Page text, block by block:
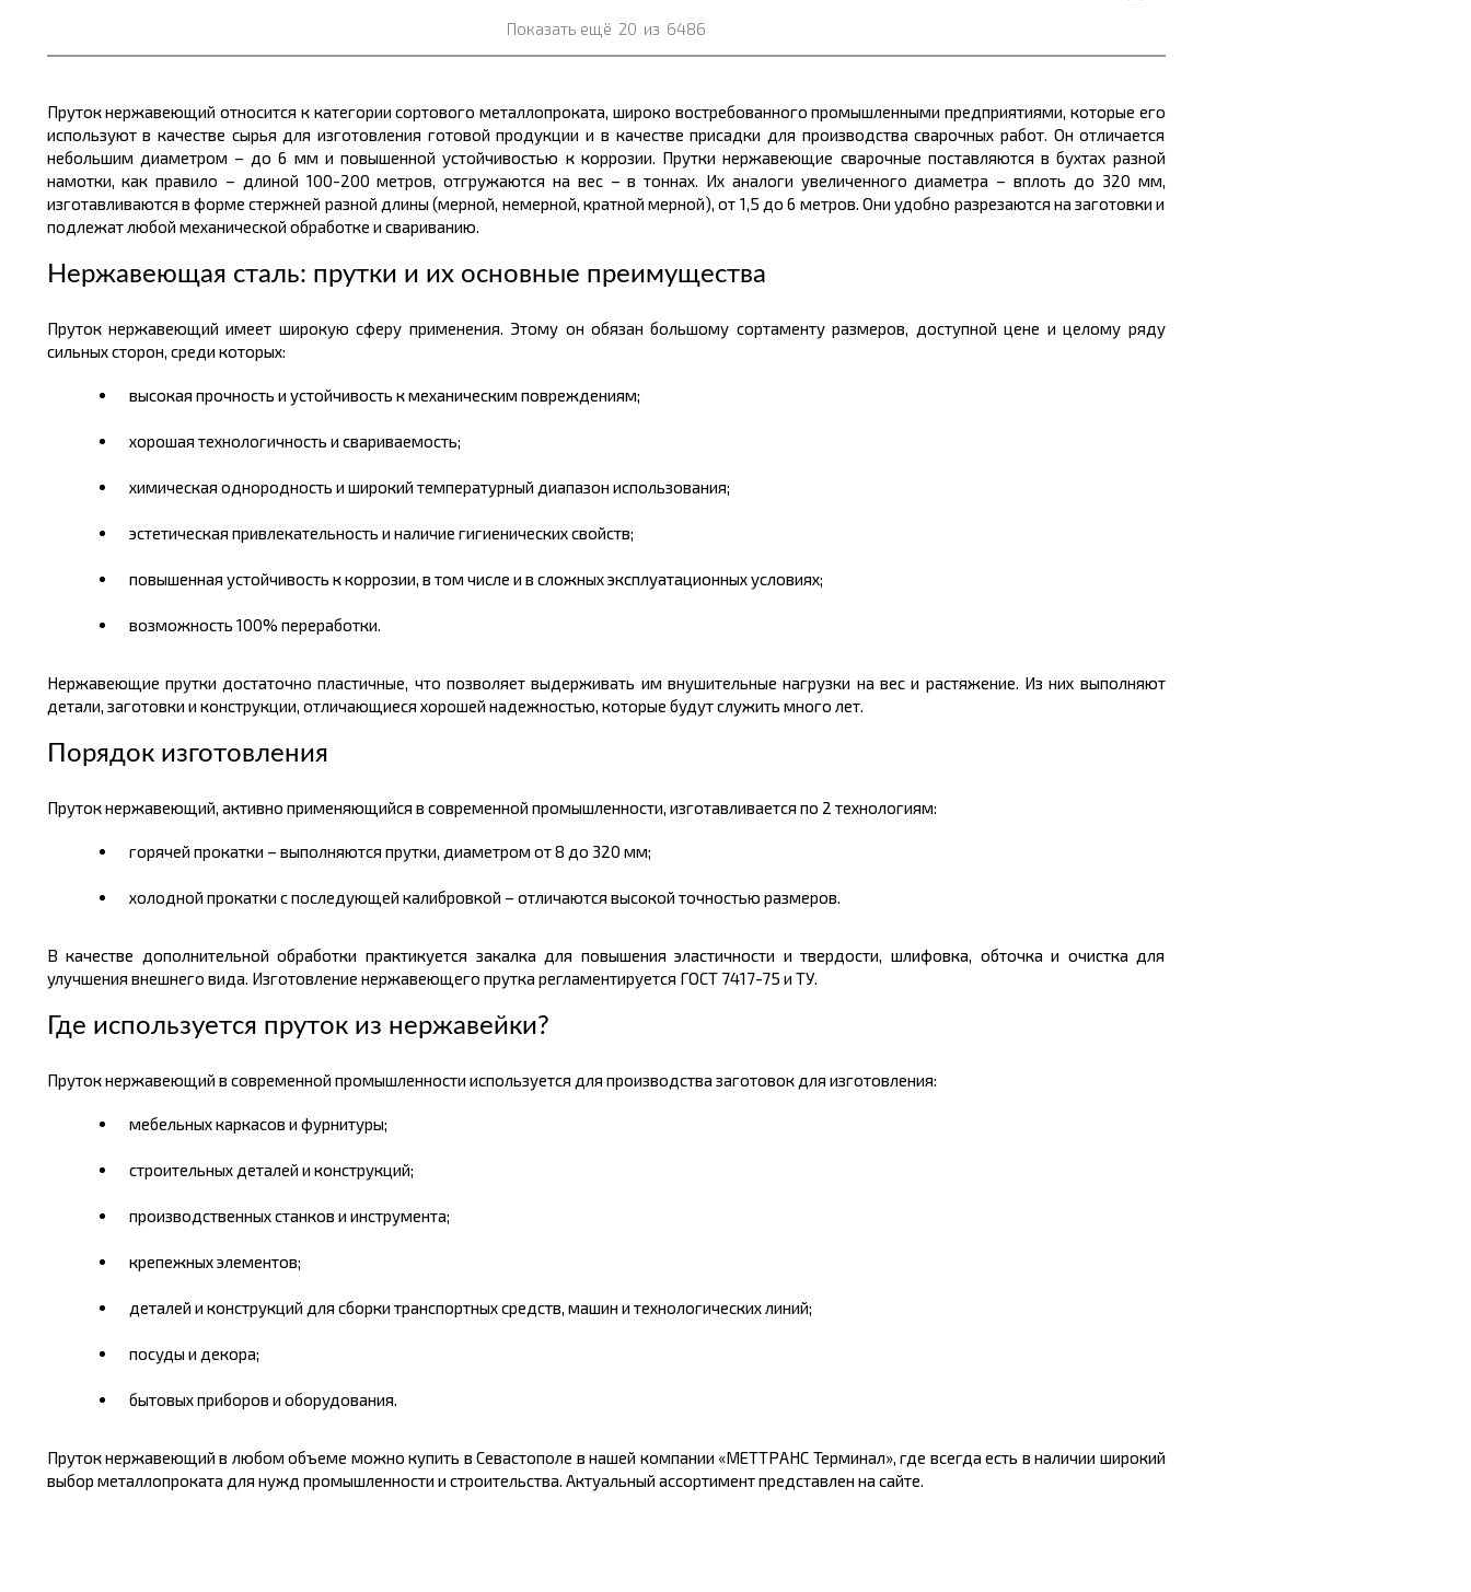
Показать ещё 20 из 6486
Пруток нержавеющий относится к категории сортового металлопроката, широко востребованного промышленными предприятиями, которые его
используют в качестве сырья для изготовления готовой продукции и в качестве присадки для производства сварочных работ. Он отличается
небольшим диаметром – до 6 мм и повышенной устойчивостью к коррозии. Прутки нержавеющие сварочные поставляются в бухтах разной
намотки, как правило – длиной 100-200метров,отгружаются на вес – втоннах. Их аналоги увеличенного диаметра – вплоть до 320 мм,
изготавливаются в форме стержней разной длины (мерной, немерной, кратной мерной), от 1,5 до 6 метров. Они удобно разрезаются на заготовки и
подлежат любой механической обработке и свариванию.
Нержавеющая сталь: прутки и их основные преимущества
Пруток нержавеющий имеет широкую сферу применения. Этому он обязан большому сортаменту размеров, доступнойцене и целому ряду
сильных сторон, среди которых:
высокая прочность и устойчивость к механическим повреждениям;
хорошая технологичность и свариваемость;
химическая однородность и широкий температурный диапазон использования;
эстетическая привлекательность и наличие гигиенических свойств;
повышенная устойчивость к коррозии, в том числе и в сложных эксплуатационных условиях;
возможность 100% переработки.
Нержавеющие прутки достаточно пластичные, что позволяет выдерживать им внушительные нагрузки на вес и растяжение. Из них выполняют
детали, заготовки и конструкции, отличающиеся хорошей надежностью, которые будут служить много лет.
Порядок изготовления
Пруток нержавеющий, активно применяющийся в современной промышленности, изготавливается по 2 технологиям:
горячей прокатки – выполняются прутки, диаметром от 8 до 320 мм;
холодной прокатки с последующей калибровкой – отличаются высокой точностью размеров.
В качестве дополнительной обработки практикуется закалка для повышения эластичности и твердости, шлифовка, обточка и очистка для
улучшения внешнего вида. Изготовление нержавеющего прутка регламентируется ГОСТ 7417-75 и ТУ.
Где используется пруток из нержавейки?
Пруток нержавеющий в современной промышленности используется для производства заготовок для изготовления:
мебельных каркасов и фурнитуры;
строительных деталей и конструкций;
производственных станков и инструмента;
крепежных элементов;
деталей и конструкций для сборки транспортных средств, машин и технологических линий;
посуды и декора;
бытовых приборов и оборудования.
Пруток нержавеющий в любом объеме можнокупить в Севастополе в нашей компании «МЕТТРАНС Терминал», где всегда есть в наличии широкий
выбор металлопроката для нужд промышленности и строительства. Актуальный ассортимент представлен на сайте.